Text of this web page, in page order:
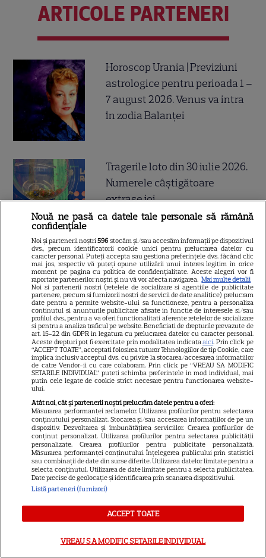
ARTICOLE PARTENERI
Horoscop Urania | Previziuni
astrologice pentru perioada 1 –
7 august 2026. Venus va intra
în zodia Balanței
Tragerile loto din 30 iulie 2026.
Numerele câştigătoare
extrase joi
Postul Sfintei Mării – Postul
Adormirii Maicii Domnului. Ce
se mănâncă în post
Ce vase de gătit îți trebuie
pe care trebuie să le ai în
bucătărie
ALTE ARTICOLE
INTERESANTE
Nouă ne pasă ca datele tale personale să rămână
confidențiale
Noi și partenerii noștri596 stocăm și/sau accesăm informații pe dispozitivul
dvs., precum identificatorii cookie unici pentru prelucrarea datelor cu
caracter personal. Puteți accepta sau gestiona preferințele dvs. făcând clic
mai jos, respectiv vă puteți opune utilizării unui interes legitim în orice
moment pe pagina cu politica de confidențialitate. Aceste alegeri vor fi
raportate partenerilor noștri și nu vă vor afecta navigarea. Mai multe detalii
Noi si partenerii nostri (retelele de socializare si agentiile de publicitate
partenere, precum si furnizorii nostri de servicii de date analitice) prelucram
date pentru a permite website-ului sa functioneze, pentru a personaliza
continutul si anunturile publicitare afisate in functie de interesele si/sau
profilul dvs., pentru a va oferi functionalitati aferente retelelor de socializare
si pentru a analiza traficul pe website. Beneficiati de drepturile prevazute de
art. 15-22 din GDPR in legatura cu prelucrarea datelor cu caracter personal.
Aceste drepturi pot fi exercitate prin modalitatea indicataaici. Prin click pe
“ACCEPT TOATE”, acceptati folosirea tuturor Tehnologiilor de tip Cookie, care
implica inclusiv acceptul dvs. cu privire la stocarea/accesarea informatiilor
de catre Vendor-ii cu care colaboram. Prin click pe “VREAU SA MODIFIC
SETARILE INDIVIDUAL” puteti schimba preferintele in mod individual, mai
putin cele legate de cookie strict necesare pentru functionarea website-
ului.
Atât noi, cât și partenerii noștri prelucrăm datele pentru a oferi:
Măsurarea performanței reclamelor. Utilizarea profilurilor pentru selectarea
conținutului personalizat. Stocarea și/sau accesarea informațiilor de pe un
dispozitiv. Dezvoltarea și îmbunătățirea serviciilor. Crearea profilurilor de
conținut personalizat. Utilizarea profilurilor pentru selectarea publicității
personalizate. Crearea profilurilor pentru publicitate personalizată.
Măsurarea performanței conținutului. Înțelegerea publicului prin statistici
sau combinații de date din surse diferite. Utilizarea datelor limitate pentru a
selecta conținutul. Utilizarea de date limitate pentru a selecta publicitatea.
Date precise de geolocație și identificarea prin scanarea dispozitivului.
Listă parteneri (furnizori)
ACCEPT TOATE
VREAU SA MODIFIC SETARILE INDIVIDUAL